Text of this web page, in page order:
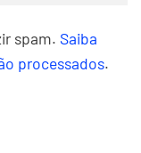
spam. Saiba
processados.